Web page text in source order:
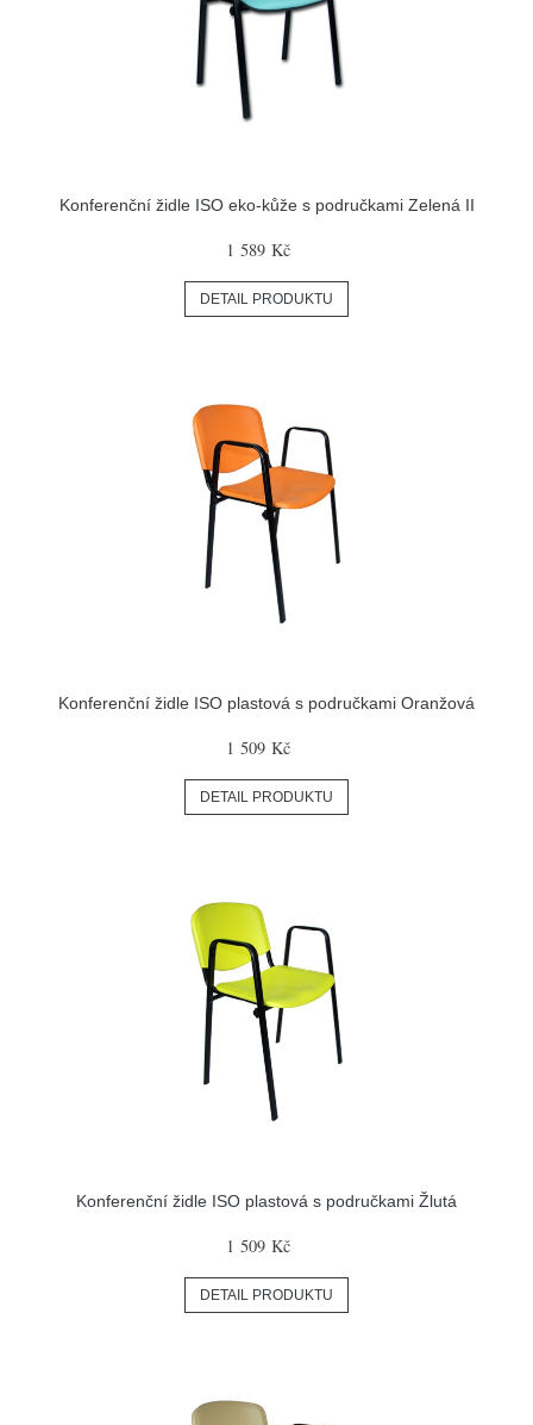
Konferenční židle ISO eko-kůže s područkami Zelená II
1 589 Kč
DETAIL PRODUKTU
Konferenční židle ISO plastová s područkami Oranžová
1 509 Kč
DETAIL PRODUKTU
Konferenční židle ISO plastová s područkami Žlutá
1 509 Kč
DETAIL PRODUKTU